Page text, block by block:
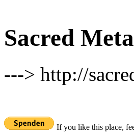
Sacred
---> http://
If you like this place,